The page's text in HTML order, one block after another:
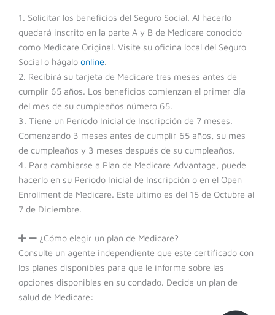
1. Solicitar los beneficios del Seguro Social. Al hacerlo
quedará inscrito en la parte A y B de Medicare conocido
como Medicare Original. Visite su oficina local del Seguro
Social o hágalo online.
2. Recibirá su tarjeta de Medicare tres meses antes de
cumplir 65 años. Los beneficios comienzan el primer día
del mes de su cumpleaños número 65.
3. Tiene un Período Inicial de Inscripción de 7 meses.
Comenzando 3 meses antes de cumplir 65 años, su més
de cumpleaños y 3 meses después de su cumpleaños.
4. Para cambiarse a Plan de Medicare Advantage, puede
hacerlo en su Período Inicial de Inscripción o en el Open
Enrollment de Medicare. Este último es del 15 de Octubre al
7 de Diciembre.
¿Cómo elegir un plan de Medicare?
Consulte un agente independiente que este certificado con
los planes disponibles para que le informe sobre las
opciones disponibles en su condado. Decida un plan de
salud de Medicare: